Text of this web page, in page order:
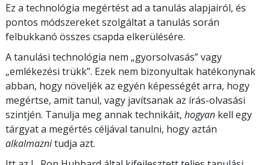
Ez a technológia megértést ad a tanulás alapjairól, és
pontos módszereket szolgáltat a tanulás során
felbukkanó összes csapda elkerülésére.
A tanulási technológia nem „gyorsolvasás” vagy
„emlékezési trükk”. Ezek nem bizonyultak hatékonynak
abban, hogy növeljék az egyén képességét arra, hogy
megértse, amit tanul, vagy javítsanak az írás-olvasási
szintjén. Tanulja meg annak technikáit, hogyan kell egy
tárgyat a megértés céljával tanulni, hogy aztán
alkalmaznitudja azt.